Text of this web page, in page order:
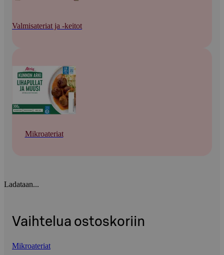
Valmisateriat ja -keitot
Mikroateriat
Ladataan...
Vaihtelua ostoskoriin
Mikroateriat